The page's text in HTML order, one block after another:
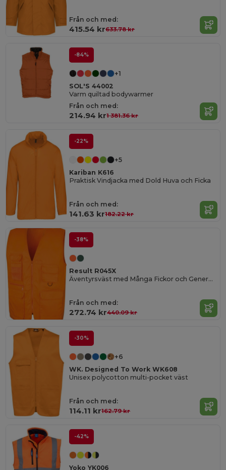
Från och med:
415.54 kr633.78 kr
-84%
+1
SOL'S 44002
Varm quiltad bodywarmer
Från och med:
214.94 kr1 381.36 kr
-22%
+5
Kariban K616
Praktisk Vindjacka med Dold Huva och Ficka
Från och med:
141.63 kr182.22 kr
-38%
Result R045X
Äventyrsväst med Många Fickor och Generös Passform
Från och med:
272.74 kr440.09 kr
-30%
+6
WK. Designed To Work WK608
Unisex polycotton multi-pocket väst
Från och med:
114.11 kr162.79 kr
-42%
Yoko YK006